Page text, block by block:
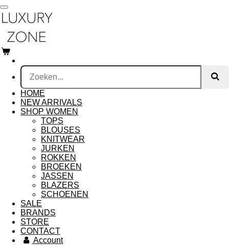
Ga
direct
de
HOME
NEW ARRIVALS
SHOP WOMEN
TOPS
BLOUSES
KNITWEAR
JURKEN
ROKKEN
BROEKEN
JASSEN
BLAZERS
SCHOENEN
SALE
BRANDS
STORE
CONTACT
Account